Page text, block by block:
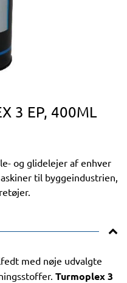
3 EP, 400ML
og glidelejer af enhver
til byggeindustrien,
med nøje udvalgte
Turmoplex 3